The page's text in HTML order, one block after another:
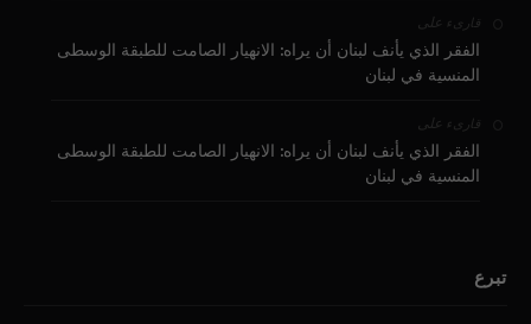
قارىء على
الفقر الذي يأنف لبنان أن يراه: الانهيار الصامت للطبقة الوسطى
المنسية في لبنان
قارىء على
الفقر الذي يأنف لبنان أن يراه: الانهيار الصامت للطبقة الوسطى
المنسية في لبنان
تبرع